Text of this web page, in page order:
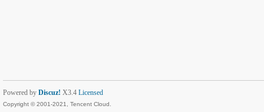
Powered by Discuz! X3.4 Licensed
Copyright © 2001-2021, Tencent Cloud.